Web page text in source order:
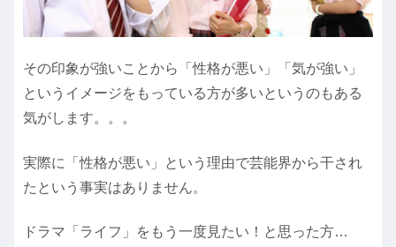
その印象が強いことから「性格が悪い」「気が強い」
というイメージをもっている方が多いというのもある
気がします。。。
実際に「性格が悪い」という理由で芸能界から干され
たという事実はありません。
ドラマ「ライフ」をもう一度見たい！と思った方…